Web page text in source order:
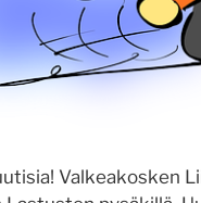
Valkeakosken